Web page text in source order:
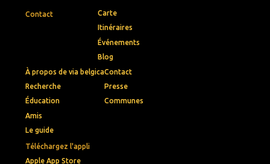
Contact
Téléchargez l'appli
Apple App Store
Carte
Itinéraires
Événements
Blog
À propos de via belgica
Recherche
Éducation
Amis
Le guide
Contact
Presse
Communes